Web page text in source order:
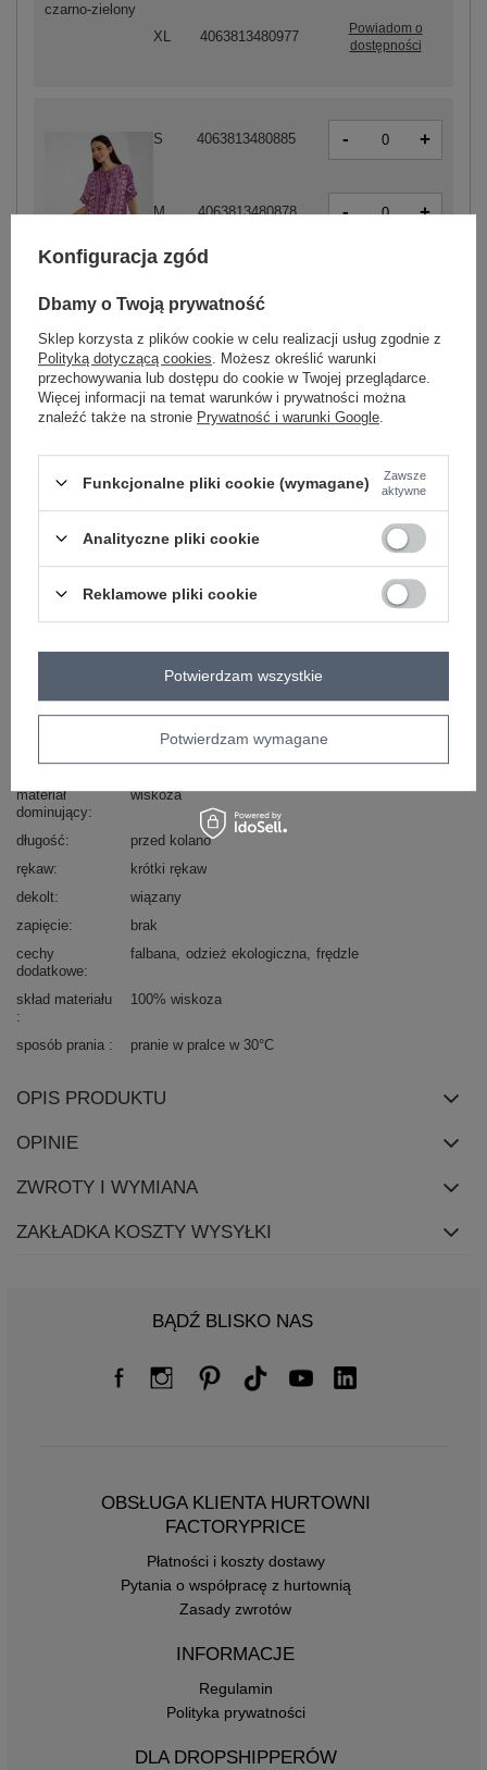
fioletowy
S 4063813480885 - +
M 4063813480878 - +
czarno-zielony
XL 4063813480977
Powiadom o
dostępności
ZALOGUJ SIĘ I ZOBACZ CENĘ
Masz pytanie? Chętnie pomożemy.
Zadzwoń+48 601 547 740 Zadaj pytanie
skład materiału : 100% wiskoza
D73771M30306C
okazja
codzienne
dominujący
kwiaty
materiał
dominujący
wiskoza
długość
przed kolano
rękaw
krótki rękaw
dekolt
wiązany
zapięcie
brak
cechy
dodatkowe
falbana odzież ekologiczna frędzle
skład materiału 100% wiskoza
sposób prania pranie w pralce w 30°C
OPIS PRODUKTU
OPINIE
ZWROTY I WYMIANA
ZAKŁADKA KOSZTY WYSYŁKI
BĄDŹ BLISKO NAS
OBSŁUGA KLIENTA HURTOWNI
FACTORYPRICE
Płatności i koszty dostawy
Pytania o współpracę z hurtownią
Zasady zwrotów
INFORMACJE
Regulamin
Polityka prywatności
DLA DROPSHIPPERÓW
Konfiguracja zgód
Dbamy o Twoją prywatność
Sklep korzysta z plików cookie w celu realizacji usług zgodnie z
Polityką dotyczącą cookies . Możesz określić warunki
przechowywania lub dostępu do cookie w Twojej przeglądarce.
Więcej informacji na temat warunków i prywatności można
znaleźć także na stronie Prywatność i warunki Google
Funkcjonalne pliki cookie (wymagane)
Zawsze
aktywne
Analityczne pliki cookie
Reklamowe pliki cookie
Potwierdzam wymagane
Potwierdzam wszystkie